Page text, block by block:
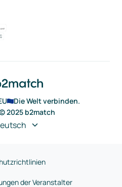
Die Welt verbinden.
2025 b2match
der Veranstalter